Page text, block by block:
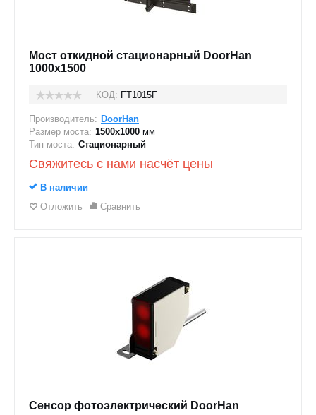
Мост откидной стационарный DoorHan
1000x1500
КОД: FT1015F
Производитель: DoorHan
Размер моста: 1500х1000 мм
Тип моста: Стационарный
Свяжитесь с нами насчёт цены
В наличии
Отложить
Сравнить
Сенсор фотоэлектрический DoorHan